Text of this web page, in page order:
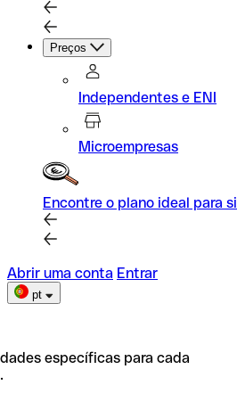
Preços
Independentes e ENI
Microempresas
Encontre o plano ideal para si
Abrir uma conta Entrar
pt
específicas para cada